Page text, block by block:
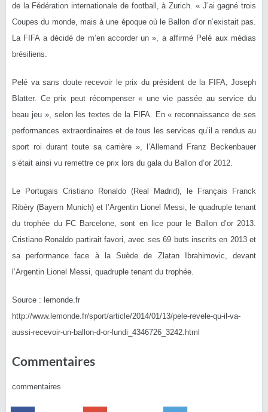
de la Fédération internationale de football, à Zurich. « J’ai gagné trois
Coupes du monde, mais à une époque où le Ballon d’or n’existait pas.
La FIFA a décidé de m’en accorder un », a affirmé Pelé aux médias
brésiliens.
Pelé va sans doute recevoir le prix du président de la FIFA, Joseph
Blatter. Ce prix peut récompenser « une vie passée au service du
beau jeu », selon les textes de la FIFA. En « reconnaissance de ses
performances extraordinaires et de tous les services qu’il a rendus au
sport roi durant toute sa carrière », l’Allemand Franz Beckenbauer
s’était ainsi vu remettre ce prix lors du gala du Ballon d’or 2012.
Le Portugais Cristiano Ronaldo (Real Madrid), le Français Franck
Ribéry (Bayern Munich) et l’Argentin Lionel Messi, le quadruple tenant
du trophée du FC Barcelone, sont en lice pour le Ballon d’or 2013.
Cristiano Ronaldo partirait favori, avec ses 69 buts inscrits en 2013 et
sa performance face à la Suède de Zlatan Ibrahimovic, devant
l’Argentin Lionel Messi, quadruple tenant du trophée.
Source : lemonde.fr
http://www.lemonde.fr/sport/article/2014/01/13/pele-revele-qu-il-va-
aussi-recevoir-un-ballon-d-or-lundi_4346726_3242.html
Commentaires
commentaires